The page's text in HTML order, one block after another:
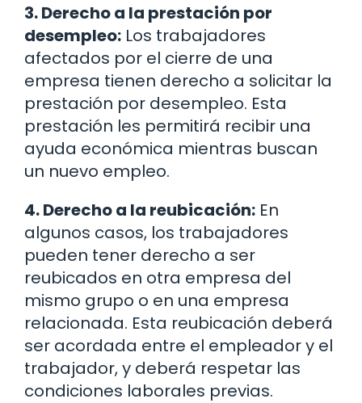
3. Derecho a la prestación por
desempleo: Los trabajadores
afectados por el cierre de una
empresa tienen derecho a solicitar la
prestación por desempleo. Esta
prestación les permitirá recibir una
ayuda económica mientras buscan
un nuevo empleo.
4. Derecho a la reubicación: En
algunos casos, los trabajadores
pueden tener derecho a ser
reubicados en otra empresa del
mismo grupo o en una empresa
relacionada. Esta reubicación deberá
ser acordada entre el empleador y el
trabajador, y deberá respetar las
condiciones laborales previas.